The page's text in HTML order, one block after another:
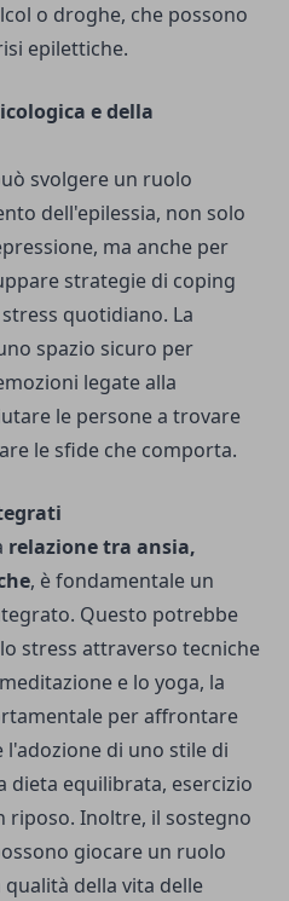
o droghe, che possono
epilettiche.
e della
svolgere un ruolo
dell'epilessia, non solo
ma anche per
strategie di coping
quotidiano. La
spazio sicuro per
legate alla
le persone a trovare
le sfide che comporta.
relazione tra ansia,
, è fondamentale un
Questo potrebbe
stress attraverso tecniche
e lo yoga, la
per affrontare
l'adozione di uno stile di
dieta equilibrata, esercizio
riposo. Inoltre, il sostegno
giocare un ruolo
della vita delle